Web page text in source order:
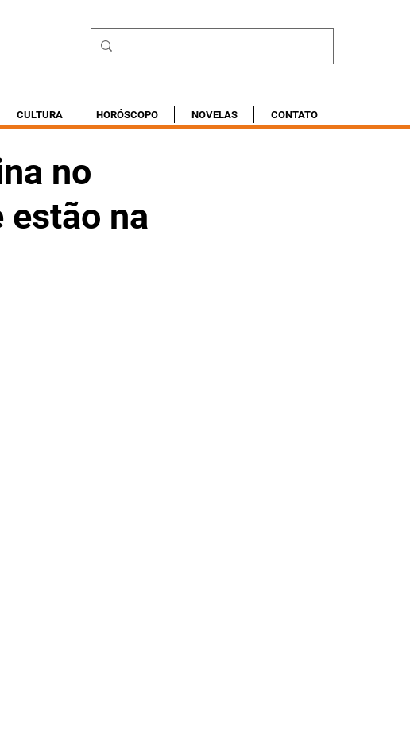
CULTURA HORÓSCOPO NOVELAS CONTATO
no
estão na